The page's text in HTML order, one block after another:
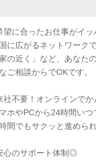
望に合ったお仕事がイッ
に広がるネットワーク
家の近く」など、あなた
ご相談からでOKです。
社不要！オンラインでか
ホやPCから24時間い
間でもサクッと進められ
心のサポート体制◎